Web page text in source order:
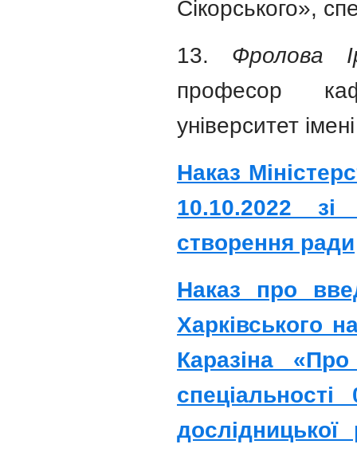
Сікорського»,
13. Фролова
професор
університет
Наказ
10.10.2022
створення ради
Наказ про
Харківського
Каразіна